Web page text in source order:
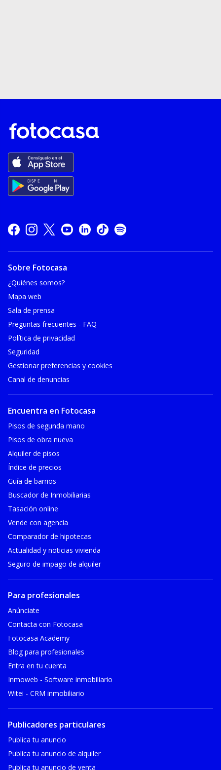
Sobre Fotocasa
¿Quiénes somos?
Mapa web
Sala de prensa
Preguntas frecuentes - FAQ
Política de privacidad
Seguridad
Gestionar preferencias y cookies
Canal de denuncias
Encuentra en Fotocasa
Pisos de segunda mano
Pisos de obra nueva
Alquiler de pisos
Índice de precios
Guía de barrios
Buscador de Inmobiliarias
Tasación online
Vende con agencia
Comparador de hipotecas
Actualidad y noticias vivienda
Seguro de impago de alquiler
Para profesionales
Anúnciate
Contacta con Fotocasa
Fotocasa Academy
Blog para profesionales
Entra en tu cuenta
Inmoweb - Software inmobiliario
Witei - CRM inmobiliario
Publicadores particulares
Publica tu anuncio
Publica tu anuncio de alquiler
Publica tu anuncio de venta